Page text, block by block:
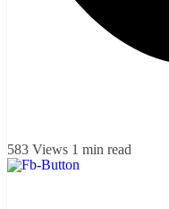
583 Views 1 min read